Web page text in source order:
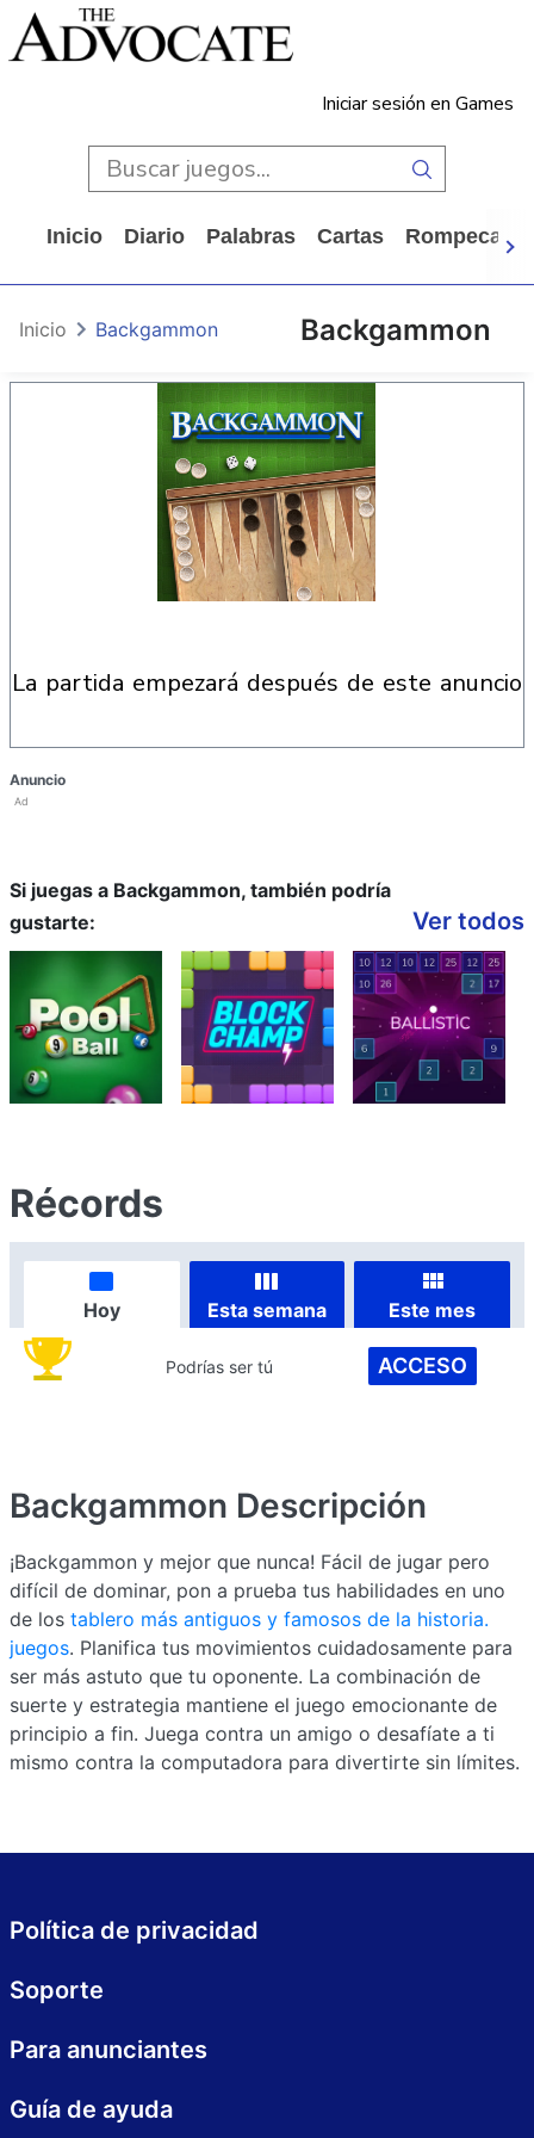
Iniciar sesión en Games
Inicio Diario Palabras Cartas
Backgammon
Inicio Backgammon
la partida empezará después de este anuncio
Anuncio
Ad
Si juegas a Backgammon, también podría
gustarte:
Ver todos
Récords
Hoy Esta semana Este mes
Podrías ser tú ACCESO
Backgammon Descripción
¡Backgammon y mejor que nunca! Fácil de jugar pero
difícil de dominar, pon a prueba tus habilidades en uno
de los tablero más antiguos y famosos de la historia.
juegos. Planifica tus movimientos cuidadosamente para
ser más astuto que tu oponente. La combinación de
suerte y estrategia mantiene el juego emocionante de
principio a fin. Juega contra un amigo o desafíate a ti
mismo contra la computadora para divertirte sin límites.
Política de privacidad
Soporte
Para anunciantes
Guía de ayuda